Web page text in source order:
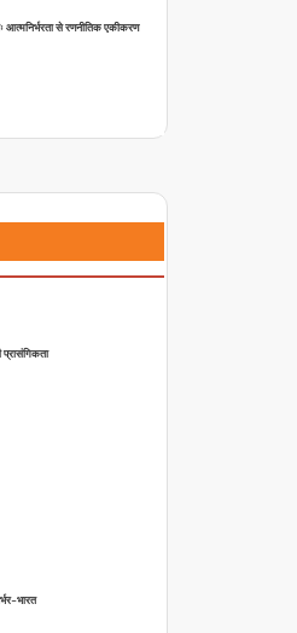
आत्मनिर्भरता से रणनीतिक एकीकरण
प्रासंगिकता
भारत